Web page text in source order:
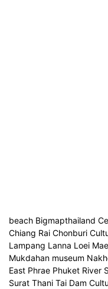
beach Bigmapthailand
Chiang Rai Chonburi
Lampang Lanna Loei
Mukdahan museum
East Phrae Phuket River
Surat Thani Tai Dam